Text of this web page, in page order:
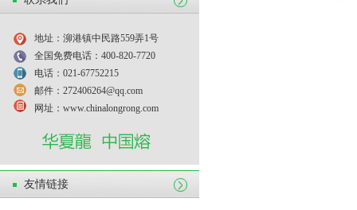
地址：泖港镇中民路559弄1号
全国免费电话：400-820-7720
电话：021-67752215
邮件：272406264@qq.com
网址：www.chinalongrong.com
友情链接